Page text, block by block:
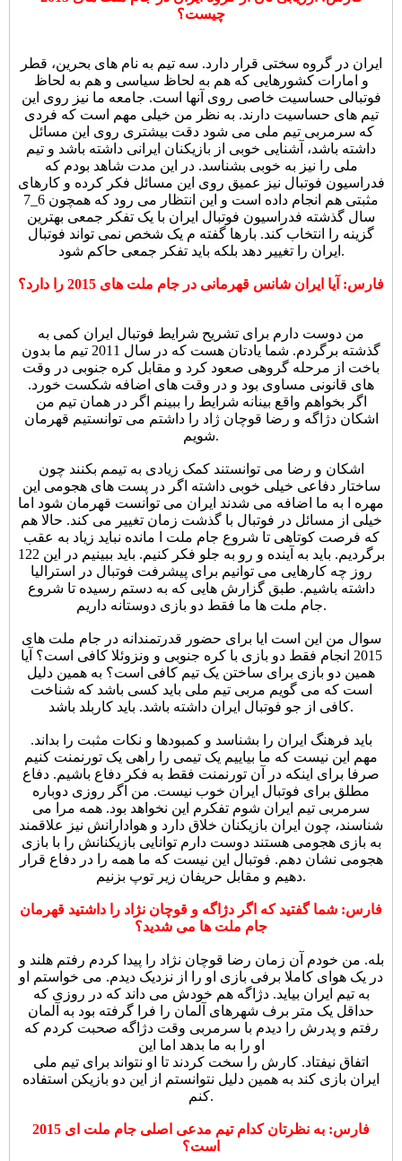
چیست؟
ایران در گروه سختی قرار دارد. سه تیم به نام های بحرین، قطر
و امارات کشورهایی که هم به لحاظ سیاسی و هم به لحاظ
فوتبالی حساسیت خاصی روی آنها است. جامعه ما نیز روی این
تیم های حساسیت دارند. به نظر من خیلی مهم است که فردی
که سرمربی تیم ملی می شود دقت بیشتری روی این مسائل
داشته باشد، آشنایی خوبی از بازیکنان ایرانی داشته باشد و تیم
ملی را نیز به خوبی بشناسد. در این مدت شاهد بودم که
فدراسیون فوتبال نیز عمیق روی این مسائل فکر کرده و کارهای
مثبتی هم انجام داده است و این انتظار می رود که همچون 6_7
سال گذشته فدراسیون فوتبال ایران با یک تفکر جمعی بهترین
گزینه را انتخاب کند. بارها گفته م یک شخص نمی تواند فوتبال
ایران را تغییر دهد بلکه باید تفکر جمعی حاکم شود.
فارس: آیا ایران شانس قهرمانی در جام ملت های 2015 را دارد؟
من دوست دارم برای تشریح شرایط فوتبال ایران کمی به
گذشته برگردم. شما یادتان هست که در سال 2011 تیم ما بدون
باخت از مرحله گروهی صعود کرد و مقابل کره جنوبی در وقت
های قانونی مساوی بود و در وقت های اضافه شکست خورد.
اگر بخواهم واقع بینانه شرایط را ببینم اگر در همان تیم من
اشکان دژاگه و رضا قوچان ژاد را داشتم می توانستیم قهرمان
شویم.
اشکان و رضا می توانستند کمک زیادی به تیمم بکنند چون
ساختار دفاعی خیلی خوبی داشته اگر در پست های هجومی این
مهره ا به ما اضافه می شدند ایران می توانست قهرمان شود اما
خیلی از مسائل در فوتبال با گذشت زمان تغییر می کند. حالا هم
که فرصت کوتاهی تا شروع جام ملت ا مانده نباید زیاد به عقب
برگردیم. باید به آینده و رو به جلو فکر کنیم. باید ببینیم در این 122
روز چه کارهایی می توانیم برای پیشرفت فوتبال در استرالیا
داشته باشیم. طبق گزارش هایی که به دستم رسیده تا شروع
جام ملت ها ما فقط دو بازی دوستانه داریم.
سوال من این است ایا برای حضور قدرتمندانه در جام ملت های
2015 انجام فقط دو بازی با کره جنوبی و ونزوئلا کافی است؟ آیا
همین دو بازی برای ساختن یک تیم کافی است؟ به همین دلیل
است که می گویم مربی تیم ملی باید کسی باشد که شناخت
کافی از جو فوتبال ایران داشته باشد. باید کاربلد باشد.
باید فرهنگ ایران را بشناسد و کمبودها و نکات مثبت را بداند.
مهم این نیست که ما بیاییم یک تیمی را راهی یک تورنمنت کنیم
صرفا برای اینکه در آن تورنمنت فقط به فکر دفاع باشیم. دفاع
مطلق برای فوتبال ایران خوب نیست. من اگر روزی دوباره
سرمربی تیم ایران شوم تفکرم این نخواهد بود. همه مرا می
شناسند، چون ایران بازیکنان خلاق دارد و هوادارانش نیز علاقمند
به بازی هجومی هستند دوست دارم توانایی بازیکنانش را با بازی
هجومی نشان دهم. فوتبال این نیست که ما همه را در دفاع قرار
دهیم و مقابل حریفان زیر توپ بزنیم.
فارس: شما گفتید که اگر دژاگه و قوچان نژاد را داشتید قهرمان
جام ملت ها می شدید؟
بله. من خودم آن زمان رضا قوچان نژاد را پیدا کردم رفتم هلند و
در یک هوای کاملا برفی بازی او را از نزدیک دیدم. می خواستم او
به تیم ایران بیاید. دژاگه هم خودش می داند که در روزی که
حداقل یک متر برف شهرهای آلمان را فرا گرفته بود به آلمان
رفتم و پدرش را دیدم با سرمربی وقت دژاگه صحبت کردم که
او را به ما بدهد اما این
اتفاق نیفتاد. کارش را سخت کردند تا او نتواند برای تیم ملی
ایران بازی کند به همین دلیل نتوانستم از این دو بازیکن استفاده
کنم.
فارس: به نظرتان کدام تیم مدعی اصلی جام ملت ای 2015
است؟